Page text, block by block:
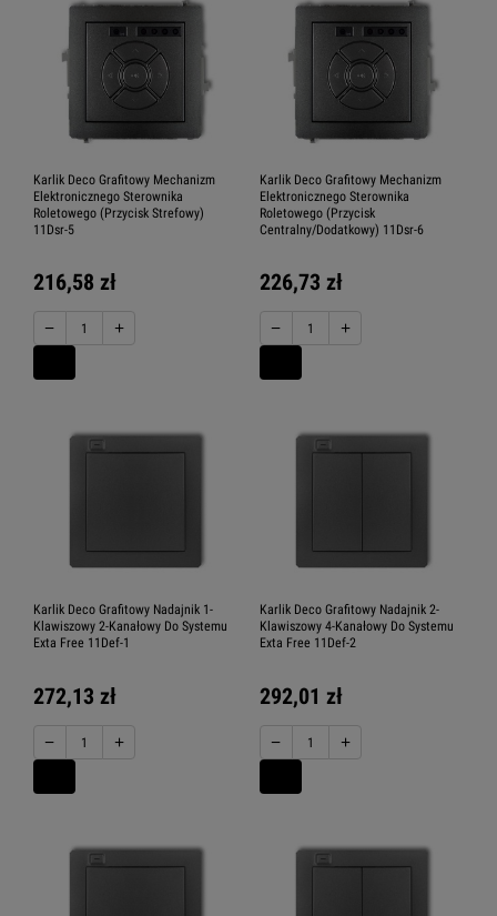
Karlik Deco Grafitowy Mechanizm
Elektronicznego Sterownika
Roletowego (Przycisk Strefowy)
11Dsr-5
216,58 zł
− +
Karlik Deco Grafitowy Mechanizm
Elektronicznego Sterownika
Roletowego (Przycisk
Centralny/Dodatkowy) 11Dsr-6
226,73 zł
− +
Karlik Deco Grafitowy Nadajnik 1-
Klawiszowy 2-Kanałowy Do Systemu
Exta Free 11Def-1
272,13 zł
− +
Karlik Deco Grafitowy Nadajnik 2-
Klawiszowy 4-Kanałowy Do Systemu
Exta Free 11Def-2
292,01 zł
− +